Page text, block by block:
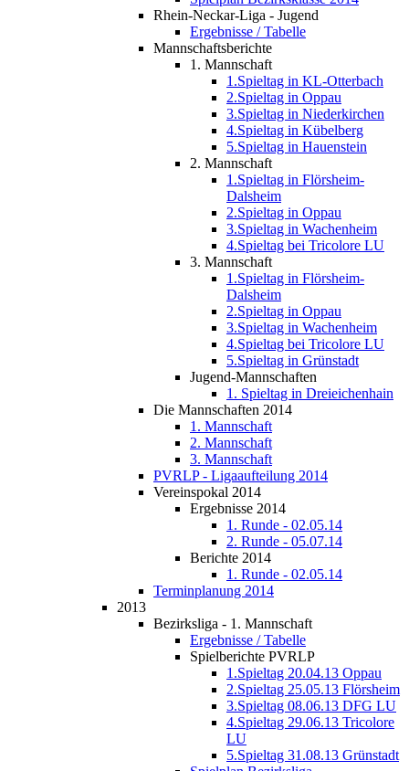
Rhein-Neckar-Liga - Jugend
Ergebnisse / Tabelle
Mannschaftsberichte
1. Mannschaft
1.Spieltag in KL-Otterbach
2.Spieltag in Oppau
3.Spieltag in Niederkirchen
4.Spieltag in Kübelberg
5.Spieltag in Hauenstein
2. Mannschaft
1.Spieltag in Flörsheim-
Dalsheim
2.Spieltag in Oppau
3.Spieltag in Wachenheim
4.Spieltag bei Tricolore LU
3. Mannschaft
1.Spieltag in Flörsheim-
Dalsheim
2.Spieltag in Oppau
3.Spieltag in Wachenheim
4.Spieltag bei Tricolore LU
5.Spieltag in Grünstadt
Jugend-Mannschaften
1. Spieltag in Dreieichenhain
Die Mannschaften 2014
1. Mannschaft
2. Mannschaft
3. Mannschaft
PVRLP - Ligaaufteilung 2014
Vereinspokal 2014
Ergebnisse 2014
1. Runde - 02.05.14
2. Runde - 05.07.14
Berichte 2014
1. Runde - 02.05.14
Terminplanung 2014
2013
Bezirksliga - 1. Mannschaft
Ergebnisse / Tabelle
Spielberichte PVRLP
1.Spieltag 20.04.13 Oppau
2.Spieltag 25.05.13 Flörsheim
3.Spieltag 08.06.13 DFG LU
4.Spieltag 29.06.13 Tricolore
LU
5.Spieltag 31.08.13 Grünstadt